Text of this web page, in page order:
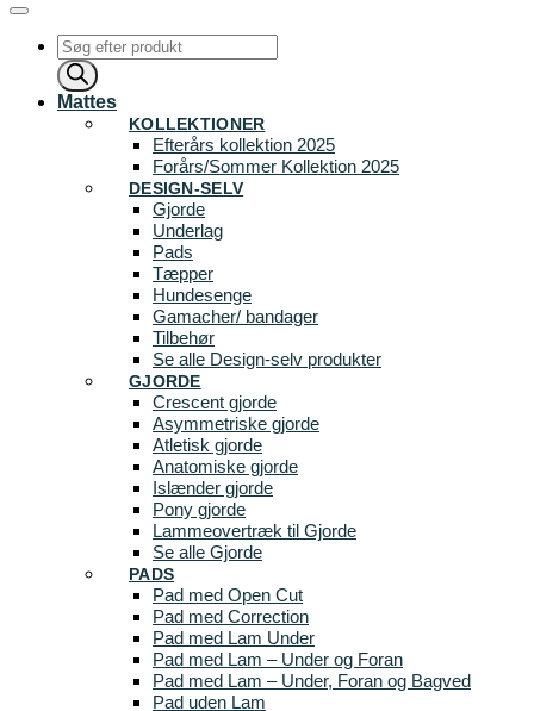
Products
search
Mattes
KOLLEKTIONER
Efterårs kollektion 2025
Forårs/Sommer Kollektion 2025
DESIGN-SELV
Gjorde
Underlag
Pads
Tæpper
Hundesenge
Gamacher/ bandager
Tilbehør
Se alle Design-selv produkter
GJORDE
Crescent gjorde
Asymmetriske gjorde
Atletisk gjorde
Anatomiske gjorde
Islænder gjorde
Pony gjorde
Lammeovertræk til Gjorde
Se alle Gjorde
PADS
Pad med Open Cut
Pad med Correction
Pad med Lam Under
Pad med Lam – Under og Foran
Pad med Lam – Under, Foran og Bagved
Pad uden Lam